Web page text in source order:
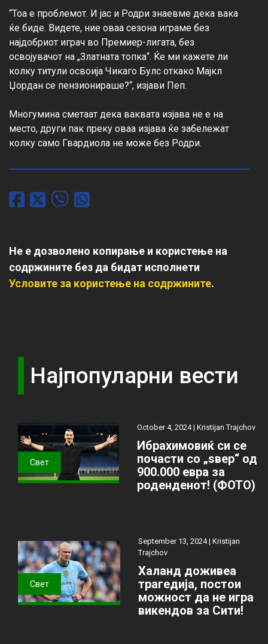
“Тоа е проблемот. И јас и Родри знаевме дека вака
ќе биде. Видете, ние оваа сезона играме без
најдобриот играч во Премиер-лигата, без
освојувачот на „Златната топка“. Ќе ми кажете ли
колку титули освоија Чикаго Булс откако Мајкл
Џордан се пензионираше?“, изјави Пеп.
Многумина сметаат дека ваквата изјава не е на
место, други пак преку оваа изјава ќе забележат
колку само Гвардиола не може без Родри.
Не е дозволено копирање и користење на
содржините без да бидат исполнети
Условите за користење на содржините.
Најпопуларни вести
Свет
October 4, 2024 |Kristijan Trajchov
Ибрахимовиќ си се
почасти со „ѕвер“ од
900.000 евра за
роденденот! (ФОТО)
Свет
September 13, 2024 | Kristijan
Trajchov
Халанд доживеа
трагедија, постои
можност да не игра
викендов за Сити!